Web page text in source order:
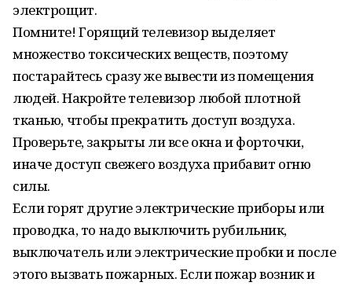
электрощит.
Помните! Горящий телевизор выделяет
множество токсических веществ, поэтому
постарайтесь сразу же вывести из помещения
людей. Накройте телевизор любой плотной
тканью, чтобы прекратить доступ воздуха.
Проверьте, закрыты ли все окна и форточки,
иначе доступ свежего воздуха прибавит огню
силы.
Если горят другие электрические приборы или
проводка, то надо выключить рубильник,
выключатель или электрические пробки и после
этого вызвать пожарных. Если пожар возник и